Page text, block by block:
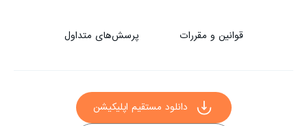
قوانین و مقررات پرسش‌های متداول
دانلود مستقیم اپلیکیشن